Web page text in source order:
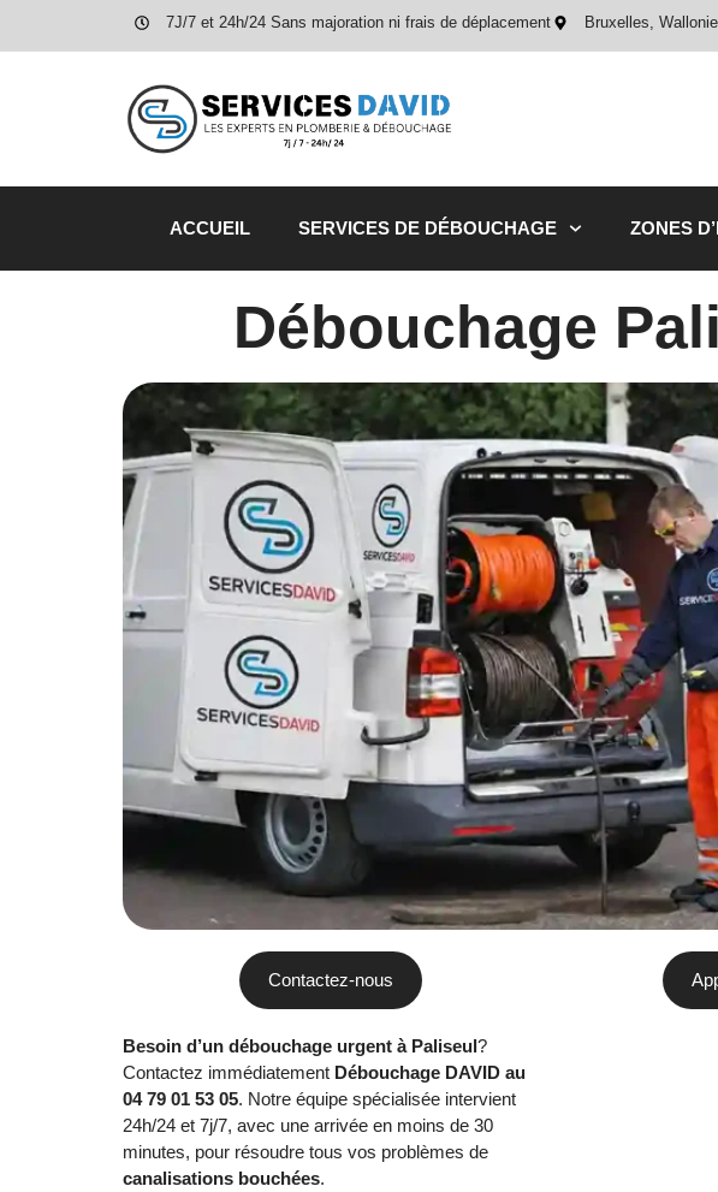
7J/7 et 24h/24 Sans majoration ni frais de déplacement Bruxelles,
ACCUEIL SERVICES DE DÉBOUCHAGE ZONES
Débouchage
Contactez-nous
Besoin d’un débouchage urgent à Paliseul?
Contactez immédiatement Débouchage DAVID au
04 79 01 53 05. Notre équipe spécialisée intervient
24h/24 et 7j/7, avec une arrivée en moins de 30
minutes, pour résoudre tous vos problèmes de
canalisations bouchées.